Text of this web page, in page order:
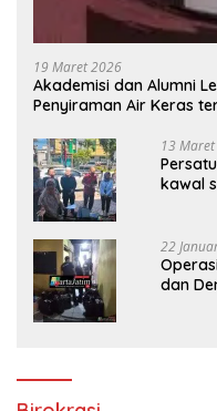
19 Maret 2026
Akademisi dan Alumni
Penyiraman Air Keras
13
kawal
22
dan